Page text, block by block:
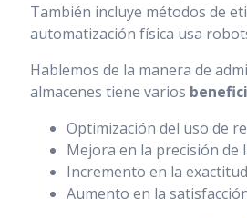
También incluye métodos de
automatización física usa
Hablemos de la manera de
almacenes tiene varios
Optimización del uso de
Mejora en la precisión de
Incremento en la
Aumento en la